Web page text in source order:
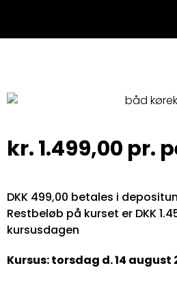
kr.1.499,00 pr.
DKK 499,00 betales i
Restbeløb på kurset er DKK
kursusdagen
Kursus: torsdag d. 14 august